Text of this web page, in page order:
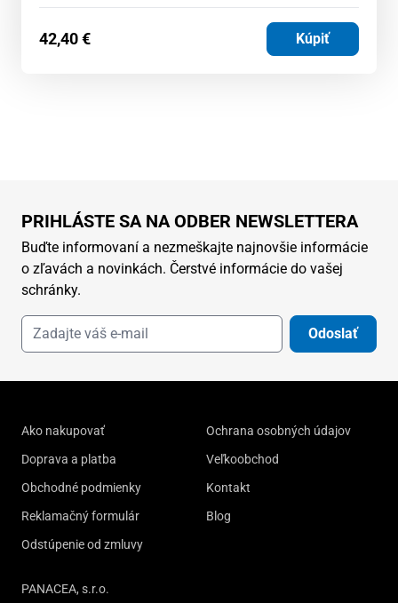
42,40€ Kúpiť
PRIHLÁSTE SA NA ODBER NEWSLETTERA
Buďte informovaní a nezmeškajte najnovšie informácie
o zľavách a novinkách. Čerstvé informácie do vašej
schránky.
Odoslať
Ako nakupovať
Doprava a platba
Obchodné podmienky
Reklamačný formulár
Odstúpenie od zmluvy
Ochrana osobných údajov
Veľkoobchod
Kontakt
Blog
PANACEA, s.r.o.